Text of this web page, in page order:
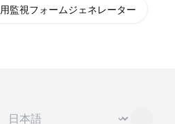
監視フォームジェネレーター
言語を変更 ⌄